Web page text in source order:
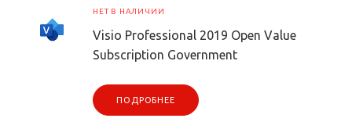
НЕТ В НАЛИЧИИ
Visio Professional 2019 Open Value
Subscription Government
ПОДРОБНЕЕ